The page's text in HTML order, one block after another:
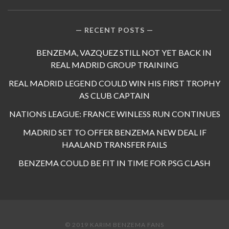
RECENT POSTS
BENZEMA, VAZQUEZ STILL NOT YET BACK IN
REAL MADRID GROUP TRAINING
REAL MADRID LEGEND COULD WIN HIS FIRST TROPHY
AS CLUB CAPTAIN
NATIONS LEAGUE: FRANCE WINLESS RUN CONTINUES
MADRID SET TO OFFER BENZEMA NEW DEAL IF
HAALAND TRANSFER FAILS
BENZEMA COULD BE FIT IN TIME FOR PSG CLASH
© 2019 KARIM BENZEMA FANS